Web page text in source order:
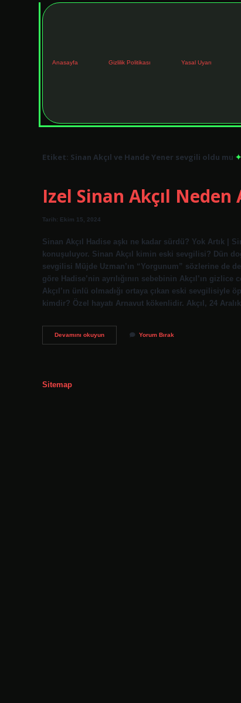
Anasayfa Gizlilik Politikası Yasal Uyarı
Etiket: Sinan Akçıl ve Hande Yener sevgili oldu mu
Izel Sinan Akçıl Neden
Tarih: Ekim 15, 2024
Sinan Akçıl Hadise aşkı ne kadar sürdü? Yok Artık |
konuşuluyor. Sinan Akçıl kimin eski sevgilisi? Dün
sevgilisi Müjde Uzman’ın “Yorgunum” sözlerine de
göre Hadise’nin ayrılığının sebebinin Akçıl’ın
Akçıl’ın ünlü olmadığı ortaya çıkan eski sevgilisiyle
kimdir? Özel hayatı Arnavut kökenlidir. Akçıl, 24
Devamını okuyunIzel
Sinan
Yorum Bırak
Sitemap